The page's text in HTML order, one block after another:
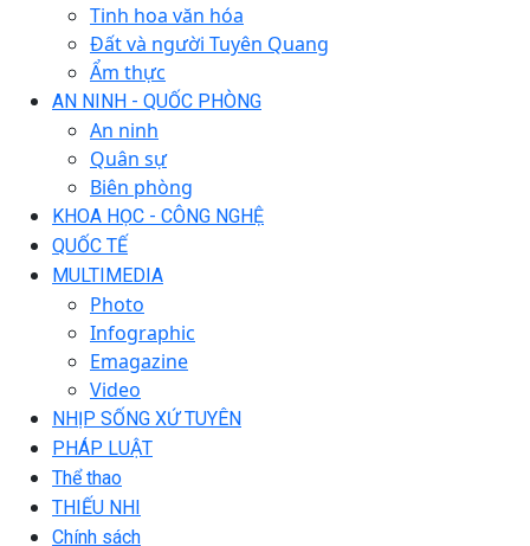
Tinh hoa văn hóa
Đất và người Tuyên Quang
Ẩm thực
AN NINH - QUỐC PHÒNG
An ninh
Quân sự
Biên phòng
KHOA HỌC - CÔNG NGHỆ
QUỐC TẾ
MULTIMEDIA
Photo
Infographic
Emagazine
Video
NHỊP SỐNG XỨ TUYÊN
PHÁP LUẬT
Thể thao
THIẾU NHI
Chính sách